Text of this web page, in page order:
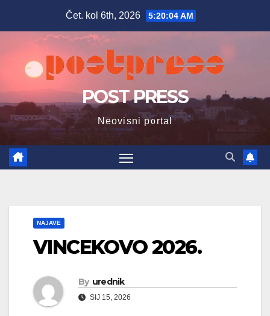
Čet. kol 6th, 2026 5:20:05 AM
POST PRESS
Neovisni portal
NAJAVE
VINCEKOVO 2026.
By urednik
SIJ 15, 2026